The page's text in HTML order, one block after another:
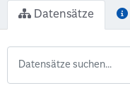
Datensätze